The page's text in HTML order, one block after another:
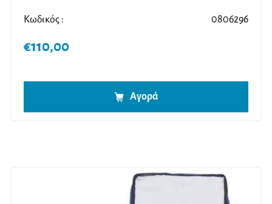
Κωδικός : 0806296
€110,00
Αγορά